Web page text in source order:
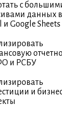
с
данных в
и Google Sheets
и РСБУ
и